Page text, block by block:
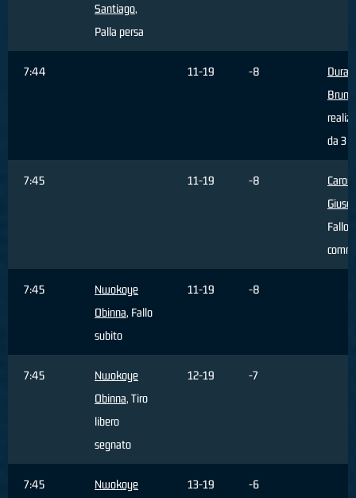
Santiago,
Palla persa
7:44 11-19 -8
Bruno
da 3
7:45 11-19 -8
Fallo
7:45
Nwokoye
Obinna, Fallo
subito
11-19 -8
7:45
Nwokoye
Obinna, Tiro
libero
segnato
12-19 -7
7:45 Nwokoye 13-19 -6